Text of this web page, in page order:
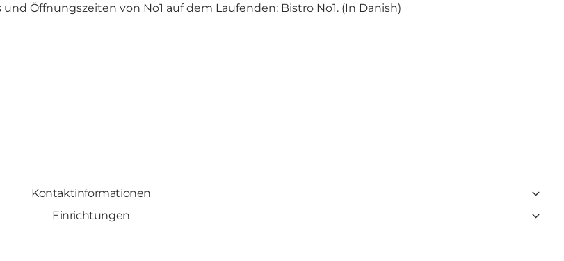
Öffnungszeiten von No1 auf dem Laufenden: Bistro No1. (In Danish)
Kontaktinformationen
Einrichtungen